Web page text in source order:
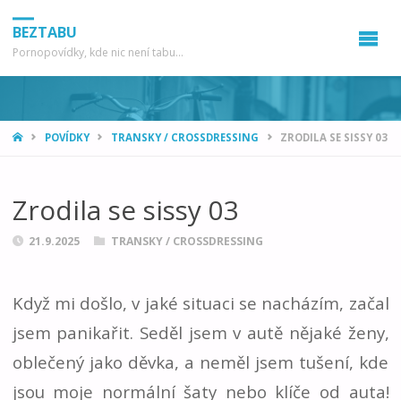
BEZTABU
Pornopovídky, kde nic není tabu...
HOMEPOVÍDKY TRANSKY / CROSSDRESSING ZRODILA SE SISSY 03
Zrodila se sissy 03
21.9.2025 TRANSKY / CROSSDRESSING
Když mi došlo, v jaké situaci se nacházím, začal
jsem panikařit. Seděl jsem v autě nějaké ženy,
oblečený jako děvka, a neměl jsem tušení, kde
jsou moje normální šaty nebo klíče od auta!